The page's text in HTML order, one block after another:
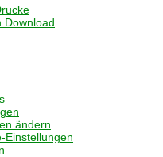
Download
ändern
Einstellungen